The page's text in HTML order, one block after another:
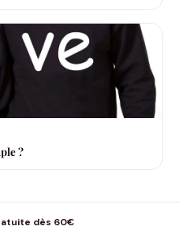
?
dès 60€